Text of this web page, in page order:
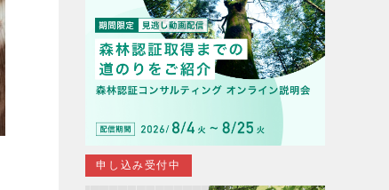
申し込み受付中